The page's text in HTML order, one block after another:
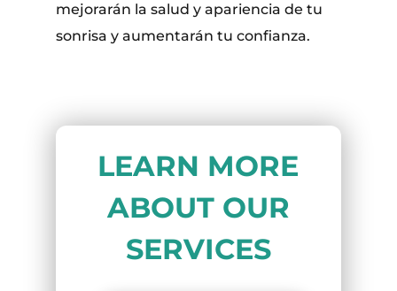
mejorarán la salud y apariencia de tu
sonrisa y aumentarán tu confianza.
LEARN MORE
ABOUT OUR
SERVICES